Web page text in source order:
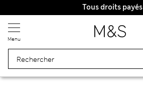
Tous droits payés
Menu